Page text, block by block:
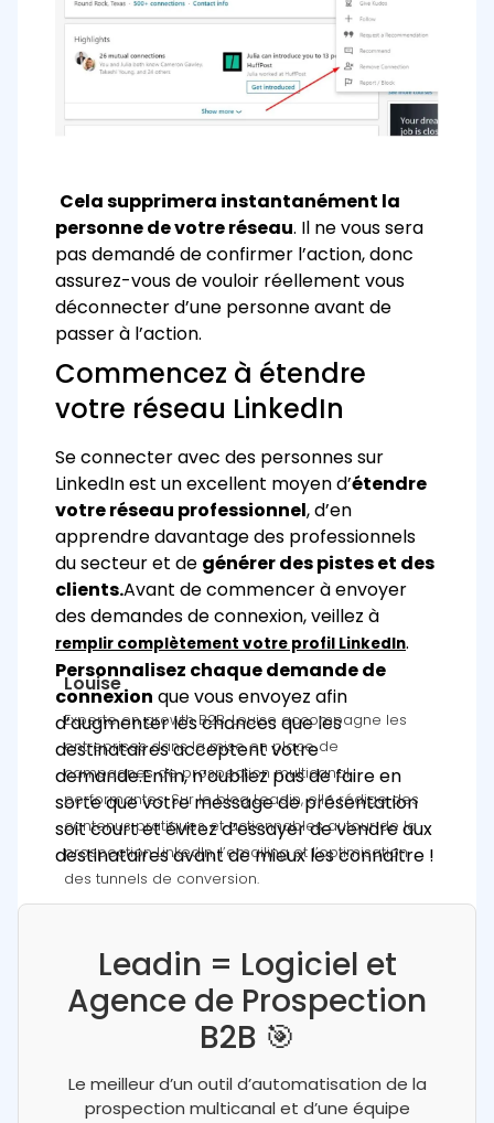
Cela supprimera instantanément la
personne de votre réseau. Il ne vous sera
pas demandé de confirmer l’action, donc
assurez-vous de vouloir réellement vous
déconnecter d’une personne avant de
passer à l’action.
Commencez à étendre
votre réseau LinkedIn
Se connecter avec des personnes sur
LinkedIn est un excellent moyen d’étendre
votre réseau professionnel, d’en
apprendre davantage des professionnels
du secteur et de générer des pistes et des
clients.Avant de commencer à envoyer
des demandes de connexion, veillez à
remplir complètement votre profil LinkedIn.
Personnalisez chaque demande de
connexion que vous envoyez afin
d’augmenter les chances que les
destinataires acceptent votre
demande.Enfin, n’oubliez pas de faire en
sorte que votre message de présentation
soit court et évitez d’essayer de vendre aux
destinataires avant de mieux les connaître !
Louise
Experte en growth B2B, Louise accompagne les
entreprises dans la mise en place de
campagnes de prospection multicanal
performantes. Sur le blog Leadin, elle rédige des
contenus pratiques et actionnables autour de la
prospection LinkedIn, l’emailing et l’optimisation
des tunnels de conversion.
Leadin = Logiciel et
Agence de Prospection
B2B 🎯
Le meilleur d’un outil d’automatisation de la
prospection multicanal et d’une équipe